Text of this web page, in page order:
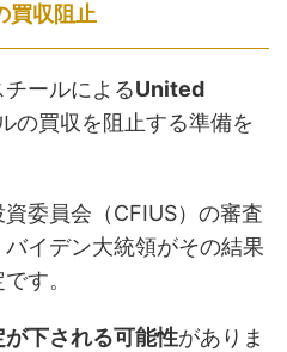
買収阻止
ールによるUnited
の買収を阻止する準備を
委員会（CFIUS）の審査
イデン大統領がその結果
す。
下される可能性がありま